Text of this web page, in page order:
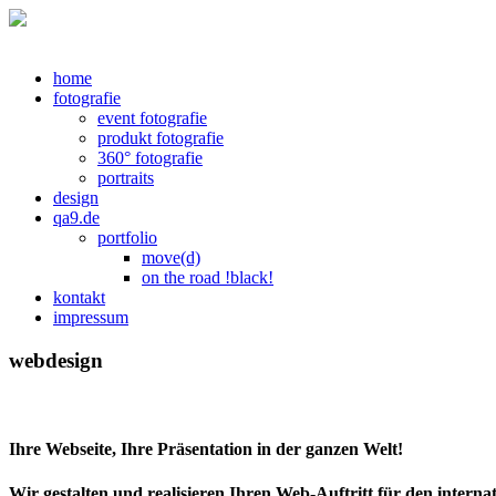
home
fotografie
event fotografie
produkt fotografie
360° fotografie
portraits
design
qa9.de
portfolio
move(d)
on the road !black!
kontakt
impressum
webdesign
Ihre Webseite, Ihre Präsentation in der ganzen Welt!